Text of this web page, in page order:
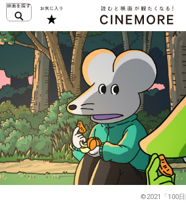
©2021「100